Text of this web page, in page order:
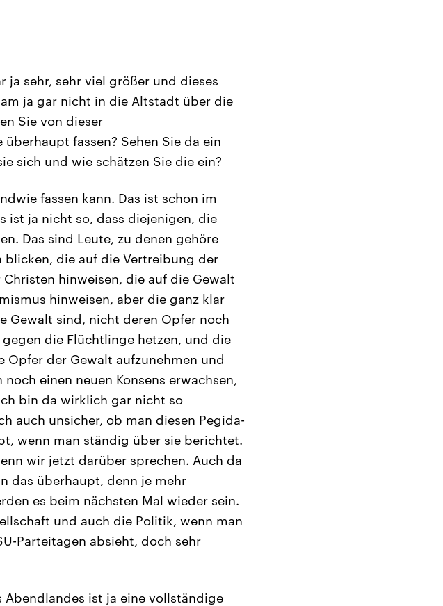
ja sehr, sehr viel größer und dieses
ja gar nicht in die Altstadt über die
Sie von dieser
fassen? Sehen Sie da ein
sich und wie schätzen Sie die ein?
fassen kann. Das ist schon im
ist ja nicht so, dass diejenigen, die
Das sind Leute, zu denen gehöre
blicken, die auf die Vertreibung der
hinweisen, die auf die Gewalt
hinweisen, aber die ganz klar
Gewalt sind, nicht deren Opfer noch
die Flüchtlinge hetzen, und die
der Gewalt aufzunehmen und
einen neuen Konsens erwachsen,
bin da wirklich gar nicht so
auch unsicher, ob man diesen Pegida-
wenn man ständig über sie berichtet.
wir jetzt darüber sprechen. Auch da
das überhaupt, denn je mehr
es beim nächsten Mal wieder sein.
und auch die Politik, wenn man
Parteitagen absieht, doch sehr
Abendlandes ist ja eine vollständige